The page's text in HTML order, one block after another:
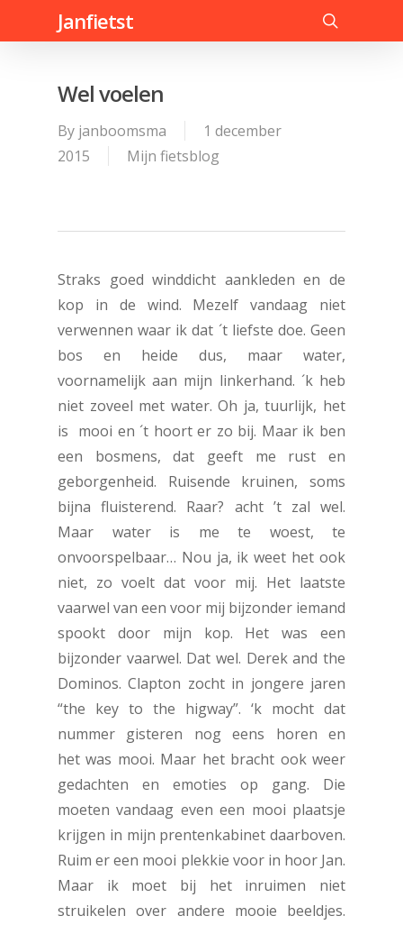
to
Janfietst
search
Wel voelen
By janboomsma
1 december
2015
Mijn fietsblog
Straks goed winddicht aankleden en de
kop in de wind. Mezelf vandaag niet
verwennen waar ik dat ´t liefste doe. Geen
bos en heide dus, maar water,
voornamelijk aan mijn linkerhand. ´k heb
niet zoveel met water. Oh ja, tuurlijk, het
is mooi en ´t hoort er zo bij. Maar ik ben
een bosmens, dat geeft me rust en
geborgenheid. Ruisende kruinen, soms
bijna fluisterend. Raar? acht ’t zal wel.
Maar water is me te woest, te
onvoorspelbaar… Nou ja, ik weet het ook
niet, zo voelt dat voor mij. Het laatste
vaarwel van een voor mij bijzonder iemand
spookt door mijn kop. Het was een
bijzonder vaarwel. Dat wel. Derek and the
Dominos. Clapton zocht in jongere jaren
“the key to the higway”. ‘k mocht dat
nummer gisteren nog eens horen en
het was mooi. Maar het bracht ook weer
gedachten en emoties op gang. Die
moeten vandaag even een mooi plaatsje
krijgen in mijn prentenkabinet daarboven.
Ruim er een mooi plekkie voor in hoor Jan.
Maar ik moet bij het inruimen niet
struikelen over andere mooie beeldjes.